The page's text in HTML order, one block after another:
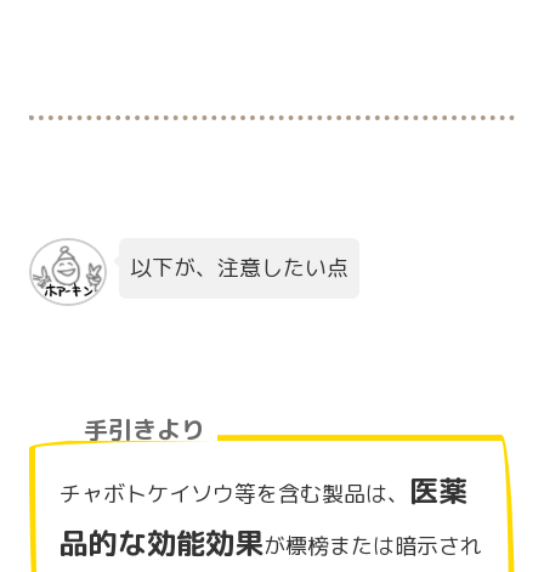
以下が、注意したい点
手引きより
チャボトケイソウ等を含む製品は、 医薬
品的な効能効果が標榜または暗示され